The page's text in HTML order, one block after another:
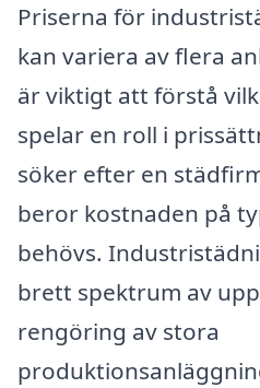
Priserna för
kan variera av flera
är viktigt att förstå
spelar en roll i
söker efter en
beror kostnaden på
behövs.
brett spektrum av
rengöring av stora